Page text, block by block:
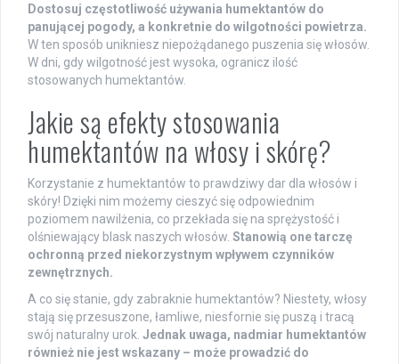
Dostosuj częstotliwość używania humektantów do
panującej pogody, a konkretnie do wilgotności powietrza.
W ten sposób unikniesz niepożądanego puszenia się włosów.
W dni, gdy wilgotność jest wysoka, ogranicz ilość
stosowanych humektantów.
Jakie są efekty stosowania
humektantów na włosy i skórę?
Korzystanie z humektantów to prawdziwy dar dla włosów i
skóry! Dzięki nim możemy cieszyć się odpowiednim
poziomem nawilżenia, co przekłada się na sprężystość i
olśniewający blask naszych włosów. Stanowią one tarczę
ochronną przed niekorzystnym wpływem czynników
zewnętrznych.
A co się stanie, gdy zabraknie humektantów? Niestety, włosy
stają się przesuszone, łamliwe, niesfornie się puszą i tracą
swój naturalny urok. Jednak uwaga, nadmiar humektantów
również nie jest wskazany – może prowadzić do